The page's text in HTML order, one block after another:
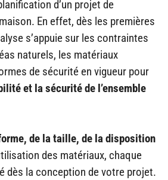
d’un projet de
En effet, dès les premières
s’appuie sur les contraintes
naturels, les matériaux
de sécurité en vigueur pour
et la sécurité de l’ensemble
de la taille, de la disposition
des matériaux, chaque
dès la conception de votre projet.